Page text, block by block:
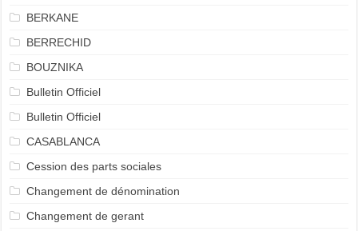
BERKANE
BERRECHID
BOUZNIKA
Bulletin Officiel
Bulletin Officiel
CASABLANCA
Cession des parts sociales
Changement de dénomination
Changement de gerant